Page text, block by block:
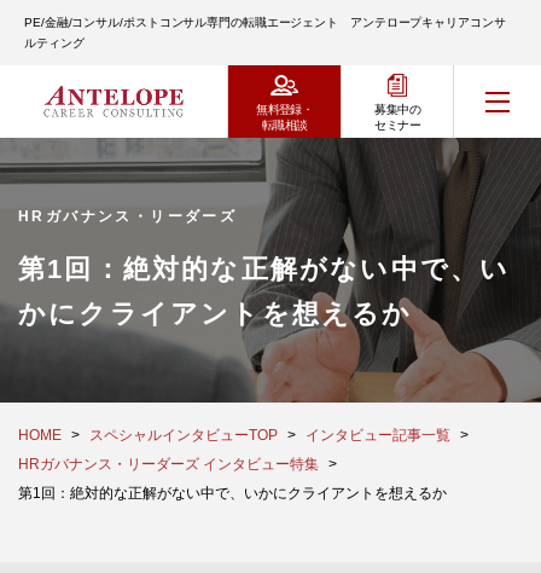
PE/金融/コンサル/ポストコンサル専門の転職エージェント アンテロープキャリアコンサ
ルティング
無料登録・
転職相談
募集中の
セミナー
HRガバナンス・リーダーズ
第1回：絶対的な正解がない中で、い
かにクライアントを想えるか
HOME スペシャルインタビューTOP
インタビュー記事一覧
HRガバナンス・リーダーズ インタビュー特集
第1回：絶対的な正解がない中で、いかにクライアントを想えるか